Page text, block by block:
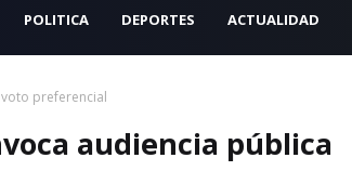
POLITICA DEPORTES ACTUALIDAD
preferencial
audiencia pública